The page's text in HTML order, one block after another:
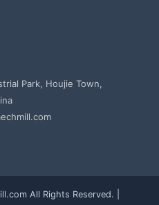
Park, Houjie Town,
All Rights Reserved. |